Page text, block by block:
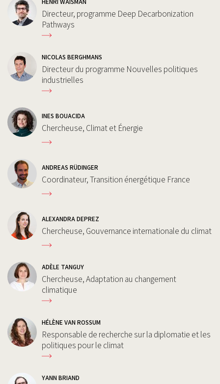
Directeur, programme Deep Decarbonization
Pathways
NICOLAS BERGHMANS
Directeur du programme Nouvelles politiques
industrielles
INES BOUACIDA
Chercheuse, Climat et Énergie
ANDREAS RÜDINGER
Coordinateur, Transition énergétique France
ALEXANDRA DEPREZ
Chercheuse, Gouvernance internationale du climat
ADÈLE TANGUY
Chercheuse, Adaptation au changement
climatique
HÉLÈNE VAN ROSSUM
Responsable de recherche sur la diplomatie et les
politiques pour le climat
YANN BRIAND